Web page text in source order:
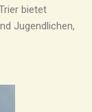
bietet
Jugendlichen,